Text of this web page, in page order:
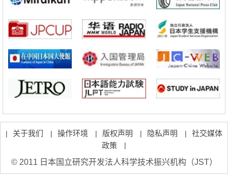
藤田医科大学等成功鉴定出非结核分枝杆菌生存的必需基因，首次揭示
该基因的必要性因菌株而异
| 关于我们 | 操作环境 | 版权声明 | 隐私声明 | 社交媒体
政策 |
© 2011 日本国立研究开发法人科学技术振兴机构（JST）